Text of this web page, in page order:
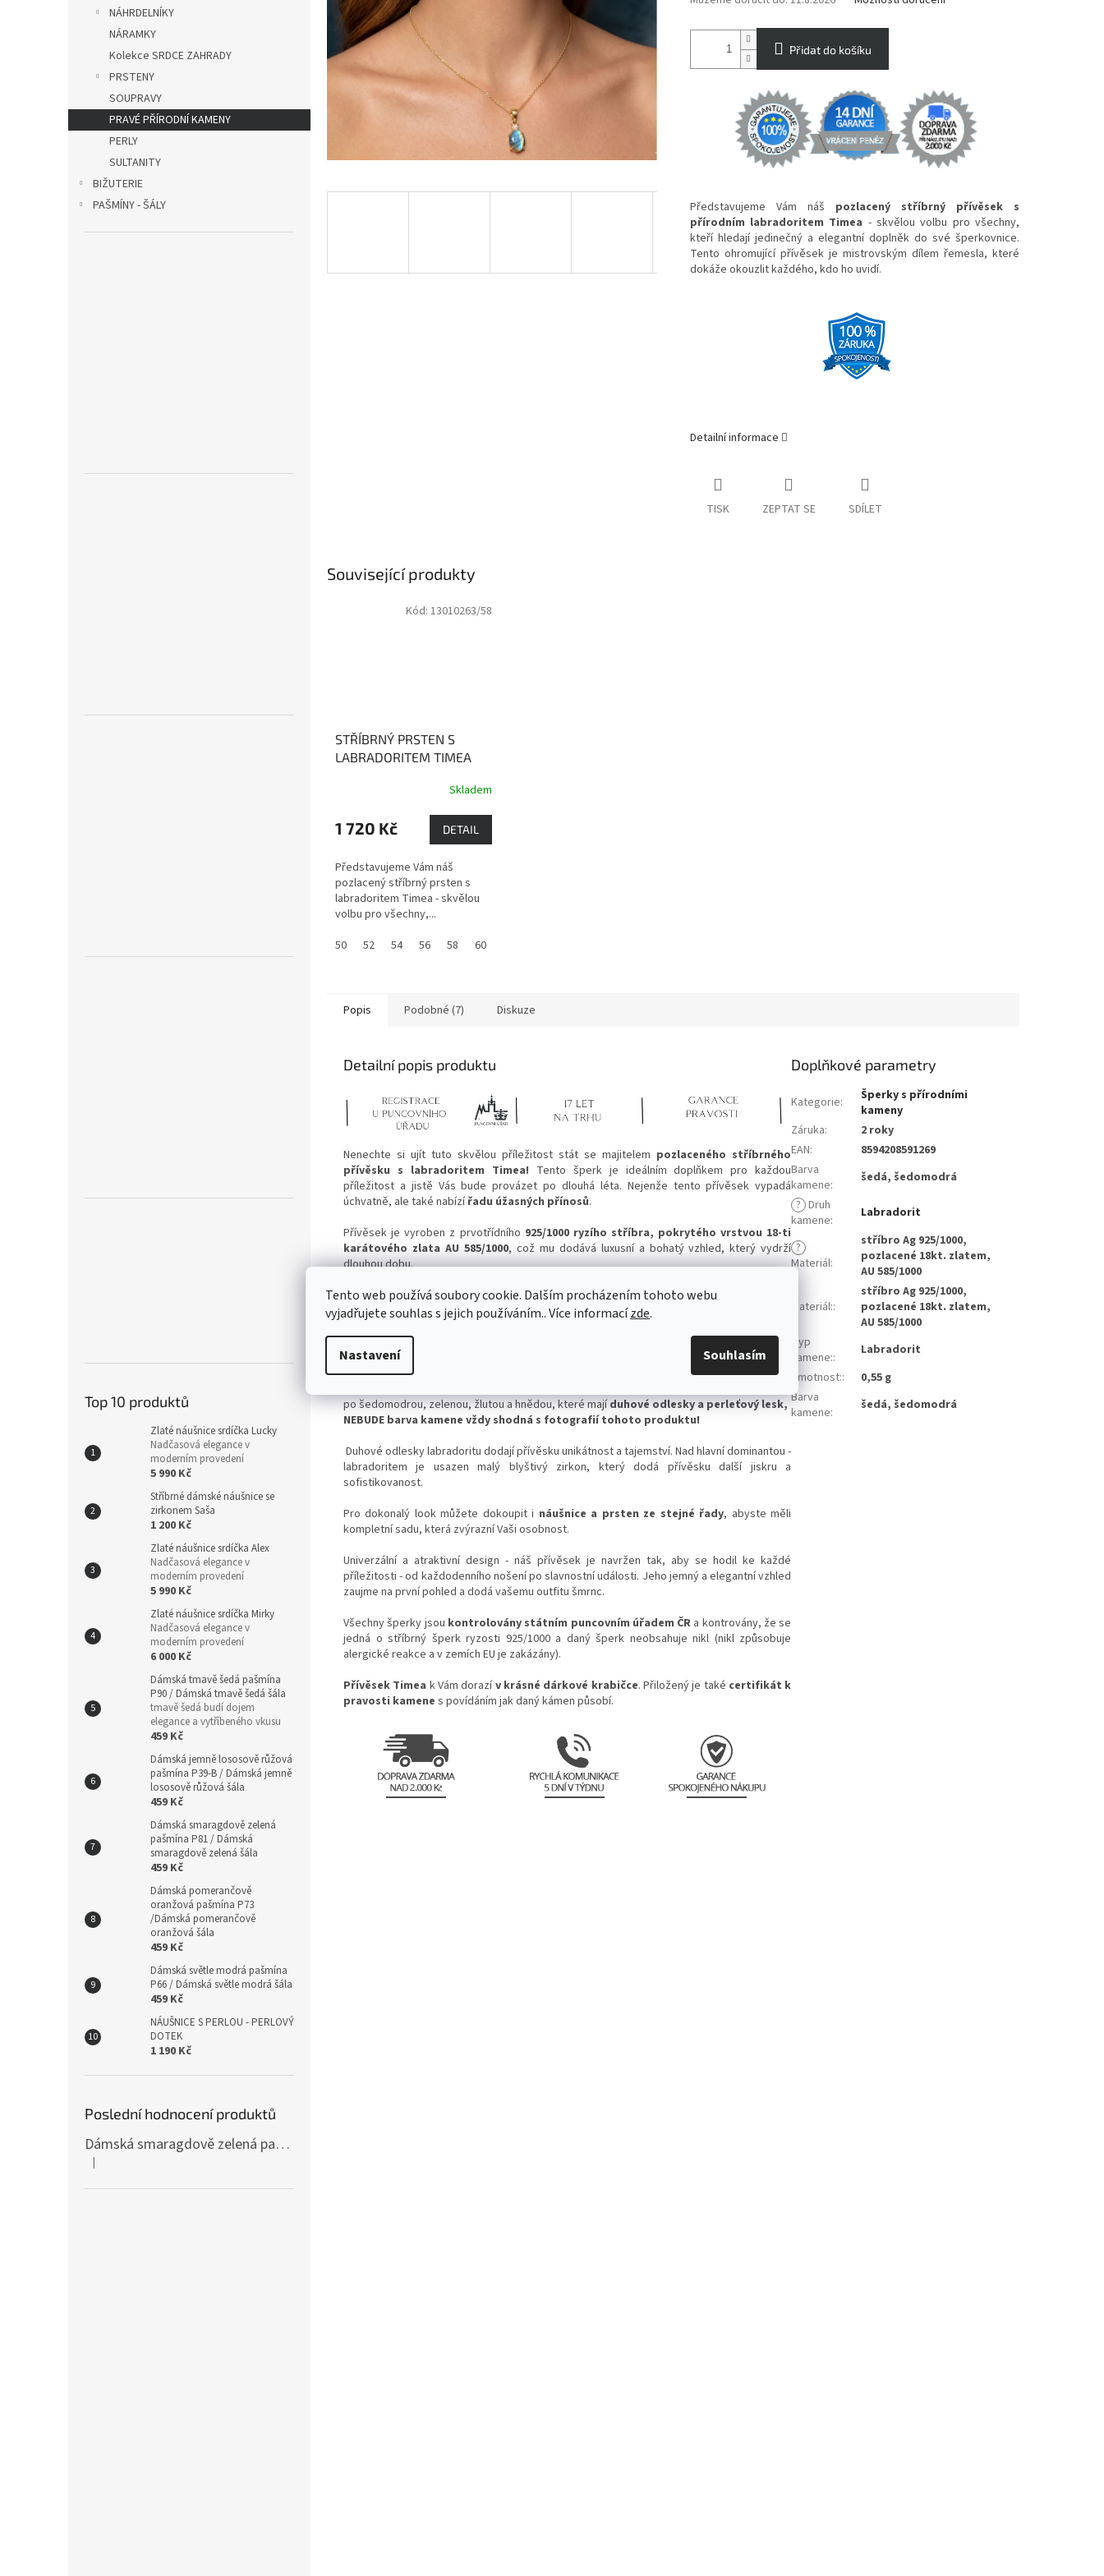
Tento web používá soubory cookie. Dalším procházením tohoto webu
vyjadřujete souhlas s jejich používáním.. Více informacízde.
Nastavení Souhlasím
NÁHRDELNÍKY
NÁRAMKY
Kolekce SRDCE ZAHRADY
PRSTENY
SOUPRAVY
PRAVÉ PŘÍRODNÍ KAMENY
PERLY
SULTANITY
BIŽUTERIE
PAŠMÍNY - ŠÁLY
Top 10 produktů
Zlaté náušnice srdíčka Lucky
Nadčasová elegance v
moderním provedení
5 990 Kč
Stříbrné dámské náušnice se
zirkonem Saša
1 200 Kč
Zlaté náušnice srdíčka Alex
Nadčasová elegance v
moderním provedení
5 990 Kč
Zlaté náušnice srdíčka Mirky
Nadčasová elegance v
moderním provedení
6 000 Kč
Dámská tmavě šedá pašmína
P90 / Dámská tmavě šedá šála
tmavě šedá budí dojem
elegance a vytříbeného vkusu
459 Kč
Dámská jemně lososově růžová
pašmína P39-B / Dámská jemně
lososově růžová šála
459 Kč
Dámská smaragdově zelená
pašmína P81 / Dámská
smaragdově zelená šála
459 Kč
Dámská pomerančově
oranžová pašmína P73
/Dámská pomerančově
oranžová šála
459 Kč
Dámská světle modrá pašmína
P66 / Dámská světle modrá šála
459 Kč
NÁUŠNICE S PERLOU - PERLOVÝ
DOTEK
1 190 Kč
Poslední hodnocení produktů
Dámská smaragdově zelená pašmína P81 / Dámská smaragdově zelená šála
Hodnocení produktu je 4 z 5 hvězdiček.
|
Přidat do košíku
Představujeme Vám náš pozlacený stříbrný přívěsek s
přírodním labradoritem Timea - skvělou volbu pro všechny,
kteří hledají jedinečný a elegantní doplněk do své šperkovnice.
Tento ohromující přívěsek je mistrovským dílem řemesla, které
dokáže okouzlit každého, kdo ho uvidí.
Detailní informace
TISK ZEPTAT SE SDÍLET
Související produkty
STŘÍBRNÝ PRSTEN S
LABRADORITEM TIMEA
kámen mystiky, proměny
Skladem
1 720 Kč DETAIL
Představujeme Vám náš
pozlacený stříbrný prsten s
labradoritem Timea - skvělou
volbu pro všechny,...
50
52 54 56 58 60
Kód: 13010263/58
Popis Podobné (7) Diskuze
Detailní popis produktu
Nenechte si ujít tuto skvělou příležitost stát se majitelem pozlaceného stříbrného
přívěsku s labradoritem Timea! Tento šperk je ideálním doplňkem pro každou
příležitost a jistě Vás bude provázet po dlouhá léta. Nejenže tento přívěsek vypadá
úchvatně, ale také nabízířadu úžasných přínosů.
Přívěsek je vyroben z prvotřídního 925/1000 ryzího stříbra, pokrytého vrstvou 18-ti
karátového zlata AU 585/1000, což mu dodává luxusní a bohatý vzhled, který vydrží
dlouhou dobu.
Kámenlabradorit je znám svou schopností posilovat intuici a ochranu před
negativními energiemi.Labradorit je drahokam známý jakokámen proměny
tajemství. Každá strana labradoritu je zdobena malým blyštivým zirkonem, které dodávají
přívěsku další jiskru a sofistikovanost.
po šedomodrou, zelenou, žlutou a hnědou, které majíduhové odlesky a perleťový lesk,
NEBUDE barva kamene vždy shodná s fotografií tohoto produktu!
Duhové odlesky labradoritu dodají přívěsku unikátnost a tajemství. Nad hlavní dominantou -
labradoritem je usazen malý blyštivý zirkon, který dodá přívěsku další jiskru a
sofistikovanost.
Pro dokonalý look můžete dokoupit i náušnice a prsten ze stejné řady, abyste měli
kompletní sadu, která zvýrazní Vaši osobnost.
Univerzální a atraktivní design - náš přívěsek je navržen tak, aby se hodil ke každé
příležitosti - od každodenního nošení po slavnostní události. Jeho jemný a elegantní vzhled
zaujme na první pohled a dodá vašemu outfitu šmrnc.
Všechny šperky jsou kontrolovány státním puncovním úřadem ČR a kontrovány, že se
jedná o stříbrný šperk ryzosti 925/1000 a daný šperk neobsahuje nikl (nikl způsobuje
alergické reakce a v zemích EU je zakázány).
Přívěsek Timea k Vám dorazív krásné dárkové krabičce. Přiložený je také certifikát k
pravosti kamene s povídáním jak daný kámen působí.
Doplňkové parametry
Kategorie:
Šperky s přírodními
kameny
Záruka:
2 roky
EAN:
8594208591269
Barva
kamene:
šedá, šedomodrá
? Druh
kamene: Labradorit
?
Materiál:
stříbro Ag 925/1000,
pozlacené 18kt. zlatem,
AU 585/1000
Materiál::
stříbro Ag 925/1000,
pozlacené 18kt. zlatem,
AU 585/1000
Typ
kamene::
Labradorit
Hmotnost::
0,55 g
Barva
kamene: šedá, šedomodrá